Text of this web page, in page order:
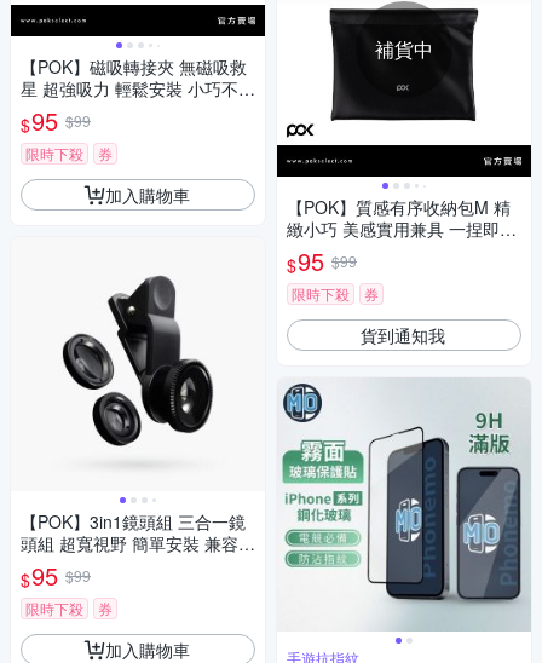
【POK】磁吸轉接夾 無磁吸救
星 超強吸力 輕鬆安裝 小巧不佔
位 廣泛兼容
$95 $99
限時下殺
券
加入購物車
【POK】3in1鏡頭組 三合一鏡
頭組 超寬視野 簡單安裝 兼容多
機型
$95 $99
限時下殺
券
加入購物車
補貨中
【POK】質感有序收納包M 精
緻小巧 美感實用兼具 一捏即開
內部有序 外出必備
$95 $99
限時下殺
券
貨到通知我
手遊抗指紋